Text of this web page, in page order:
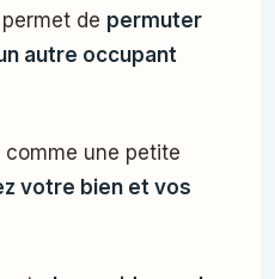
permet de permuter
autre occupant
une petite
votre bien et vos